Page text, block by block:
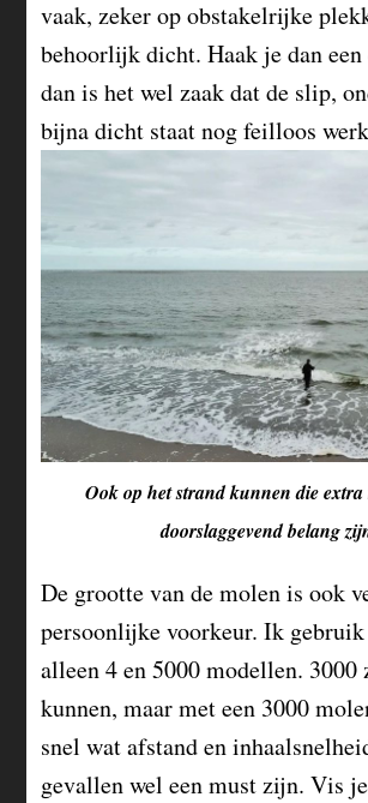
vaak, zeker op obstakelrijke
behoorlijk dicht. Haak je dan
dan is het wel zaak dat de slip,
bijna dicht staat nog feilloos
Ook op het strand kunnen die extra
doorslaggevend belang
De grootte van de molen is ook
persoonlijke voorkeur. Ik
alleen 4 en 5000 modellen. 3000
kunnen, maar met een 3000
snel wat afstand en
gevallen wel een must zijn. Vis